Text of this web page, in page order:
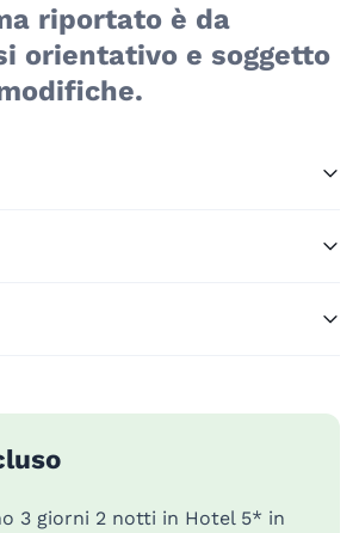
riportato è da
orientativo e soggetto
3 giorni 2 notti in Hotel 5* in